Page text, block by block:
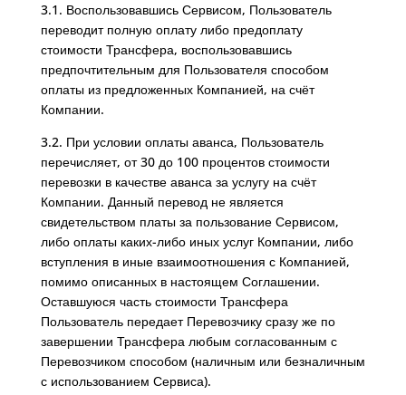
3.1. Воспользовавшись Сервисом, Пользователь
переводит полную оплату либо предоплату
стоимости Трансфера, воспользовавшись
предпочтительным для Пользователя способом
оплаты из предложенных Компанией, на счёт
Компании.
3.2. При условии оплаты аванса, Пользователь
перечисляет, от 30 до 100 процентов стоимости
перевозки в качестве аванса за услугу на счёт
Компании. Данный перевод не является
свидетельством платы за пользование Сервисом,
либо оплаты каких-либо иных услуг Компании, либо
вступления в иные взаимоотношения с Компанией,
помимо описанных в настоящем Соглашении.
Оставшуюся часть стоимости Трансфера
Пользователь передает Перевозчику сразу же по
завершении Трансфера любым согласованным с
Перевозчиком способом (наличным или безналичным
с использованием Сервиса).